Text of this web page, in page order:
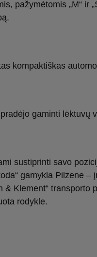
pažymėtomis „M“ ir
kompaktiškas
pradėjo gaminti lėktuvų
sustiprinti savo
gamykla Pilzene
& Klement“ transporto
rodykle.